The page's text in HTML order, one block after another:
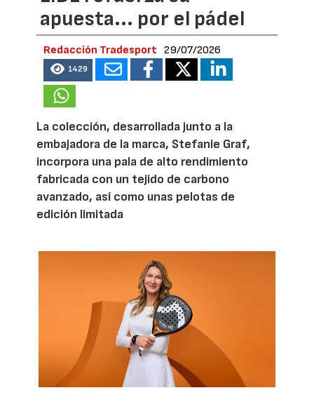
apuesta... por el pádel
Redacción Tradesport 29/07/2026
1429
La colección, desarrollada junto a la
embajadora de la marca, Stefanie Graf,
incorpora una pala de alto rendimiento
fabricada con un tejido de carbono
avanzado, así como unas pelotas de
edición limitada